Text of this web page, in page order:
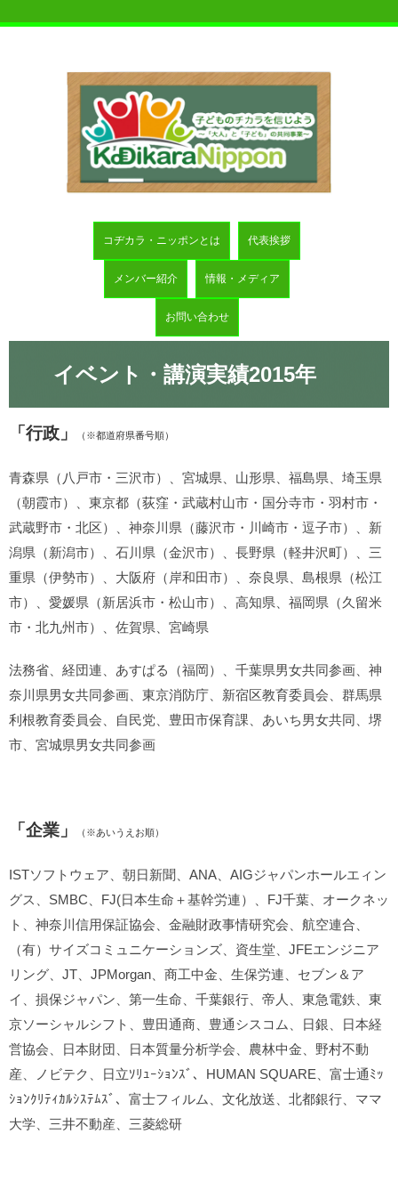
コヂカラ・ニッポンとは 代表挨拶
メンバー紹介 情報・メディア
お問い合わせ
イベント・講演実績2015年
「行政」 （※都道府県番号順）
青森県（八戸市・三沢市）、宮城県、山形県、福島県、埼玉県
（朝霞市）、東京都（荻窪・武蔵村山市・国分寺市・羽村市・
武蔵野市・北区）、神奈川県（藤沢市・川崎市・逗子市）、新
潟県（新潟市）、石川県（金沢市）、長野県（軽井沢町）、三
重県（伊勢市）、大阪府（岸和田市）、奈良県、島根県（松江
市）、愛媛県（新居浜市・松山市）、高知県、福岡県（久留米
市・北九州市）、佐賀県、宮崎県
法務省、経団連、あすぱる（福岡）、千葉県男女共同参画、神
奈川県男女共同参画、東京消防庁、新宿区教育委員会、群馬県
利根教育委員会、自民党、豊田市保育課、あいち男女共同、堺
市、宮城県男女共同参画
「企業」 （※あいうえお順）
ISTソフトウェア、朝日新聞、ANA、AIGジャパンホールエィン
グス、SMBC、FJ(日本生命＋基幹労連）、FJ千葉、オークネッ
ト、神奈川信用保証協会、金融財政事情研究会、航空連合、
（有）サイズコミュニケーションズ、資生堂、JFEエンジニア
リング、JT、JPMorgan、商工中金、生保労連、セブン＆ア
イ、損保ジャパン、第一生命、千葉銀行、帝人、東急電鉄、東
京ソーシャルシフト、豊田通商、豊通シスコム、日銀、日本経
営協会、日本財団、日本質量分析学会、農林中金、野村不動
産、ノビテク、日立ｿﾘｭｰｼｮﾝｽﾞ、HUMAN SQUARE、富士通ﾐｯ
ｼｮﾝｸﾘﾃｨｶﾙｼｽﾃﾑｽﾞ、富士フィルム、文化放送、北都銀行、ママ
大学、三井不動産、三菱総研